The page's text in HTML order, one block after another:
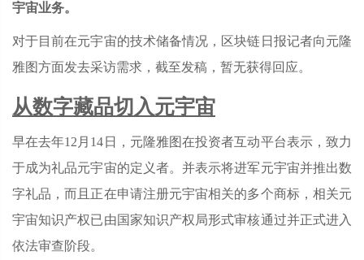
宇宙业务。
对于目前在元宇宙的技术储备情况，区块链日报记者向元隆
雅图方面发去采访需求，截至发稿，暂无获得回应。
从数字藏品切入元宇宙
早在去年12月14日，元隆雅图在投资者互动平台表示，致力
于成为礼品元宇宙的定义者。并表示将进军元宇宙并推出数
字礼品，而且正在申请注册元宇宙相关的多个商标，相关元
宇宙知识产权已由国家知识产权局形式审核通过并正式进入
依法审查阶段。